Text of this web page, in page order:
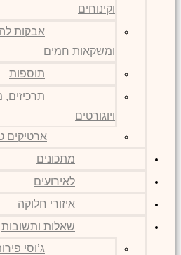
וקינוחים
אבקות
ומשקאות חמים
תוספות
ויוגורטים
ארטיקים
מתכונים
לאירועים
איזורי חלוקה
שאלות ותשובות
ג’וסי